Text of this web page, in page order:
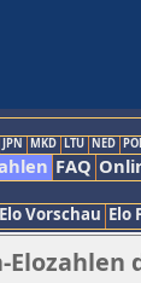
JPN MKD LTU NED
FAQ
Elo Vorschau Elo